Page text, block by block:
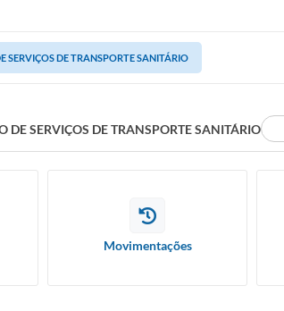
SERVIÇOS DE TRANSPORTE SANITÁRIO
DE SERVIÇOS DE TRANSPORTE SANITÁRIO
Movimentações